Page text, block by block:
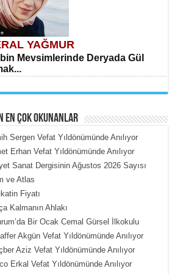
YAĞMUR
Mevsimlerinde Deryada Gül
ÇOBAN
Put Dışardaki Maskeler...
EN ÇOK OKUNANLAR
Sergen Vefat Yıldönümünde Anılıyor
Erhan Vefat Yıldönümünde Anılıyor
Sanat Dergisinin Ağustos 2026 Sayısı
ve Atlas
Fiyatı
Kalmanın Ahlakı
Bir Ocak Cemal Gürsel İlkokulu
Akgün Vefat Yıldönümünde Anılıyor
Aziz Vefat Yıldönümünde Anılıyor
Erkal Vefat Yıldönümünde Anılıyor